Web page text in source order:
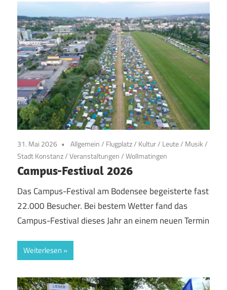
31. Mai 2026 Allgemein/ Flugplatz/ Kultur/ Leute/ Musik/
Stadt Konstanz/Veranstaltungen/Wollmatingen
Campus-Festival 2026
Das Campus-Festival am Bodensee begeisterte fast
22.000 Besucher. Bei bestem Wetter fand das
Campus-Festival dieses Jahr an einem neuen Termin
Weiterlesen